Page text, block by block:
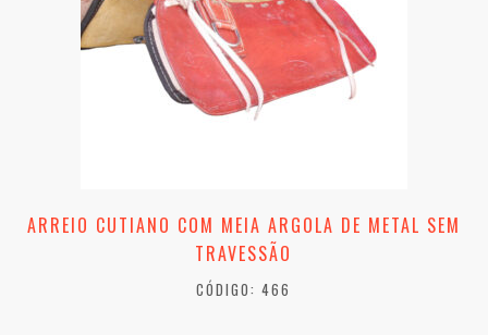
ARREIO CUTIANO COM MEIA ARGOLA DE METAL SEM
TRAVESSÃO
CÓDIGO: 466